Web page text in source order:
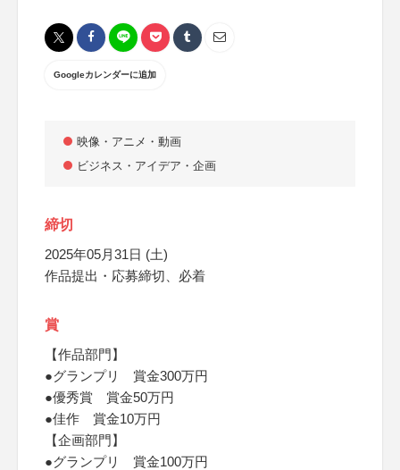
Googleカレンダーに追加
映像・アニメ・動画
ビジネス・アイデア・企画
締切
2025年05月31日 (土)
作品提出・応募締切、必着
賞
【作品部門】
●グランプリ 賞金300万円
●優秀賞 賞金50万円
●佳作 賞金10万円
【企画部門】
●グランプリ 賞金100万円